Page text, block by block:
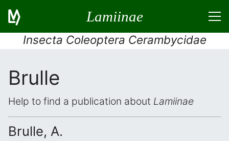
Lamiinae
Insecta Coleoptera Cerambycidae
Brulle
Help to find a publication about Lamiinae
Brulle, A.